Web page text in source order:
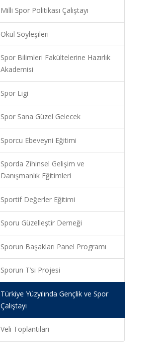
Milli Spor Politikası Çalıştayı
Okul Söyleşileri
Spor Bilimleri Fakültelerine Hazırlık
Akademisi
Spor Ligi
Spor Sana Güzel Gelecek
Sporcu Ebeveyni Eğitimi
Sporda Zihinsel Gelişim ve
Danışmanlık Eğitimleri
Sportif Değerler Eğitimi
Sporu Güzelleştir Derneği
Sporun Başakları Panel Programı
Sporun T’si Projesi
Türkiye Yüzyılında Gençlik ve Spor
Çalıştayı
Veli Toplantıları